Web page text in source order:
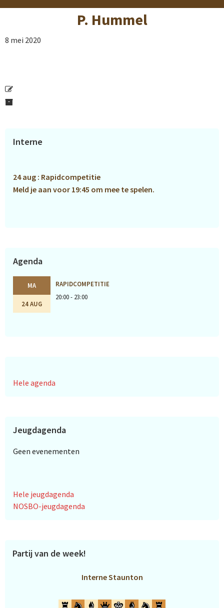
P. Hummel
8 mei 2020
Primaire
Interne
24 aug : Rapidcompetitie
Meld je aan voor 19:45 om mee te spelen.
Agenda
MA
24 AUG
RAPIDCOMPETITIE
20:00 - 23:00
Hele agenda
Jeugdagenda
Geen evenementen
Hele jeugdagenda
NOSBO-jeugdagenda
Partij van de week!
Interne Staunton